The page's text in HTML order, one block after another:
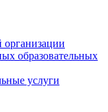
организации
образовательных
услуги